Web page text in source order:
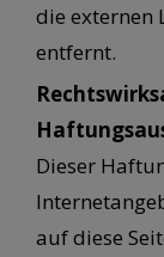
die externen
entfernt.
Dieser
auf diese